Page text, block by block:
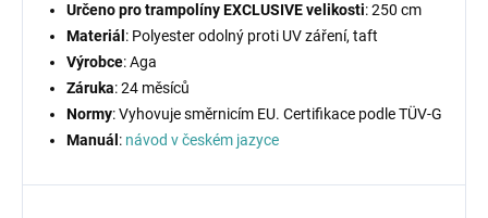
Určeno pro trampolíny EXCLUSIVE velikosti: 250 cm
Materiál : Polyester odolný proti UV záření, taft
Výrobce: Aga
Záruka: 24 měsíců
Normy: Vyhovuje směrnicím EU. Certifikace podle TÜV-G
Manuál : návod v českém jazyce